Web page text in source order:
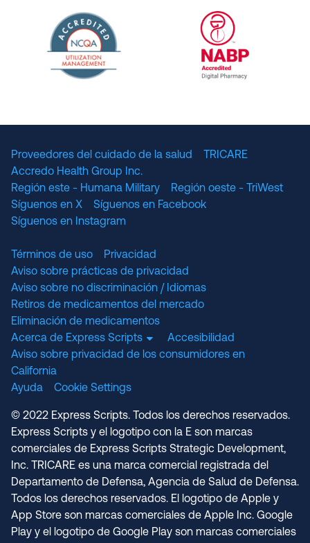
URAC Accredited Pharmacy Benefit
URAC
Proveedores del cuidado de la salud
TRICARE
Accredo Health Group Inc.
Región este - Humana Military
Región oeste - TriWest
Síguenos en X
Síguenos en Facebook
Síguenos en Instagram
Términos de uso
Privacidad
Aviso sobre prácticas de privacidad
Aviso sobre no discriminación / Idiomas
Retiros de medicamentos del mercado
Eliminación de medicamentos
Acerca de Express Scripts
Accesibilidad
Aviso sobre privacidad de los consumidores en
California
Ayuda
Cookie Settings
© 2022 Express Scripts. Todos los derechos reservados.
Express Scripts y el logotipo con la E son marcas
comerciales de Express Scripts Strategic Development,
Inc. TRICARE es una marca comercial registrada del
Departamento de Defensa, Agencia de Salud de Defensa.
Todos los derechos reservados. El logotipo de Apple y
App Store son marcas comerciales de Apple Inc. Google
Play y el logotipo de Google Play son marcas comerciales